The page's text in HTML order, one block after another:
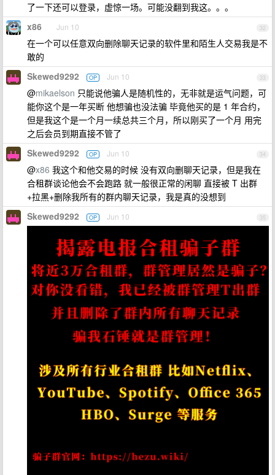
了一下还可以登录，虚惊一场。可能没翻到我这。。。
32
x86 Jun 10
在一个可以任意双向删除聊天记录的软件里和陌生人交易我是不
敢的
33
Skewed9292 OP Jun 10
@mikaelson 只能说他骗人是随机性的，无非就是运气问题，可
能你这个是一年买断 他想骗也没法骗 毕竟他买的是 1 年合约，
但是我这个是一个月一续总共三个月，所以刚买了一个月 用完
之后会员到期直接不管了
34
Skewed9292 OP Jun 10
@x86 我这个和他交易的时候 没有双向删聊天记录，但是我在
合租群谈论他会不会跑路 就一般很正常的闲聊 直接被 T 出群
+拉黑+删除我所有的群内聊天记录，我是真的没想到
35
Skewed9292 OP Jun 10